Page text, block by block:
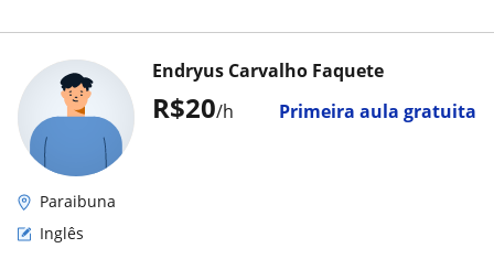
R$20/h Primeira aula gratuita
Endryus Carvalho Faquete
Paraibuna
Inglês